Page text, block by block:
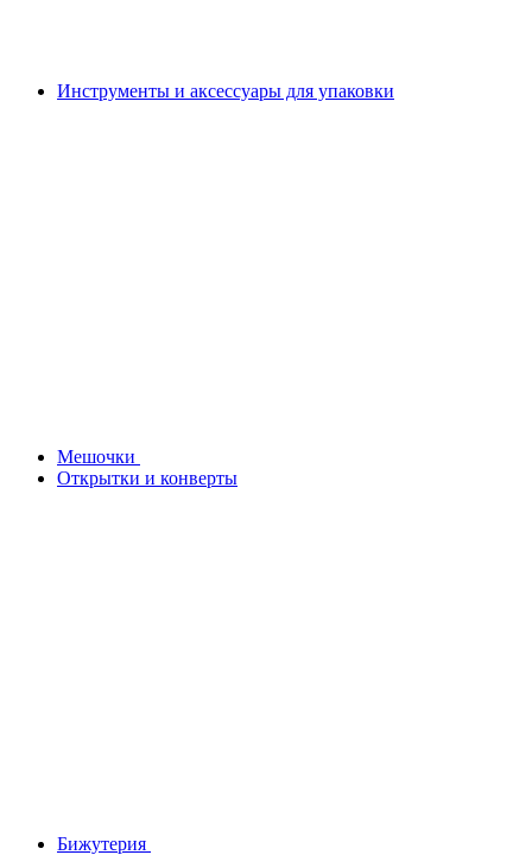
Инструменты и аксессуары для упаковки
Мешочки
Открытки и конверты
Бижутерия